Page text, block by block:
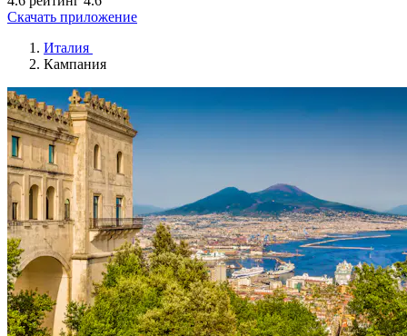
Скачать приложение
Италия
Кампания